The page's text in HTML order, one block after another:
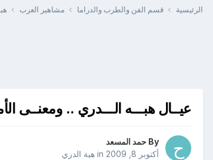
الرئيسية قسم الفن والطرب والدراما مشاهير العرب
عيــال هبـــه الـــدري .. ومعنــى
By حمد المسعد
أكتوبر 8, 2009
هبة الدري